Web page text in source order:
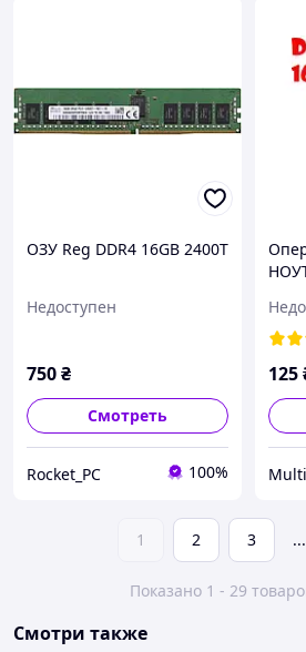
ОЗУ Reg DDR4 16GB 2400T
Недоступен
750₴
Смотреть
Rocket_PC 100%
125
1 2 3 ...
Показано 1 - 29
Смотри также